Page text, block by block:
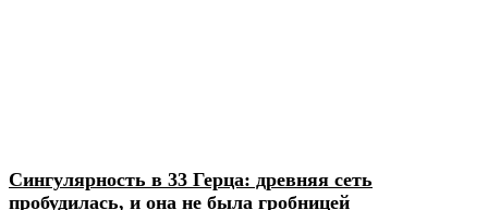
Сингулярность в 33 Герца: древняя сеть
пробудилась, и она не была гробницей